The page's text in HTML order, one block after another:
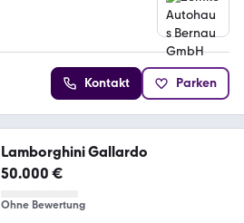
Kontakt Parken
Lamborghini Gallardo
50.000 €
Ohne Bewertung